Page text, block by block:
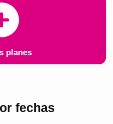
planes
fechas